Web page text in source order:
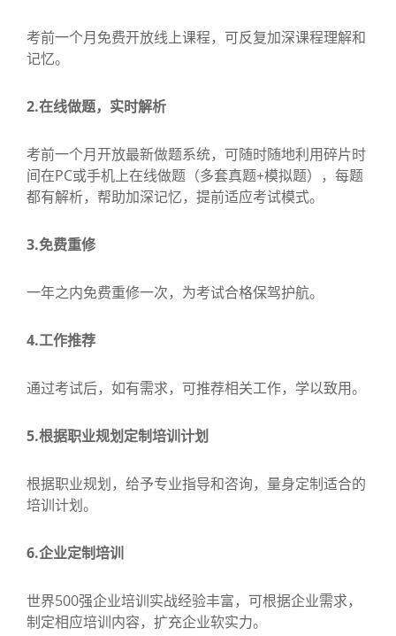
考前一个月免费开放线上课程，可反复加深课程理解和
记忆。
2.在线做题，实时解析
考前一个月开放最新做题系统，可随时随地利用碎片时
间在PC或手机上在线做题（多套真题+模拟题），每题
都有解析，帮助加深记忆，提前适应考试模式。
3.免费重修
一年之内免费重修一次，为考试合格保驾护航。
4.工作推荐
通过考试后，如有需求，可推荐相关工作，学以致用。
5.根据职业规划定制培训计划
根据职业规划，给予专业指导和咨询，量身定制适合的
培训计划。
6.企业定制培训
世界500强企业培训实战经验丰富，可根据企业需求，
制定相应培训内容，扩充企业软实力。